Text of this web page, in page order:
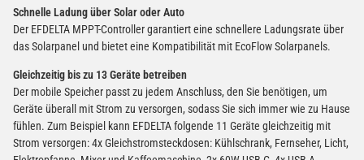
Schnelle Ladung über Solar oder Auto
Der EFDELTA MPPT-Controller garantiert eine schnellere Ladungsrate über
das Solarpanel und bietet eine Kompatibilität mit EcoFlow Solarpanels.
Gleichzeitig bis zu 13 Geräte betreiben
Der mobile Speicher passt zu jedem Anschluss, den Sie benötigen, um
Geräte überall mit Strom zu versorgen, sodass Sie sich immer wie zu Hause
fühlen. Zum Beispiel kann EFDELTA folgende 11 Geräte gleichzeitig mit
Strom versorgen: 4x Gleichstromsteckdosen: Kühlschrank, Fernseher, Licht,